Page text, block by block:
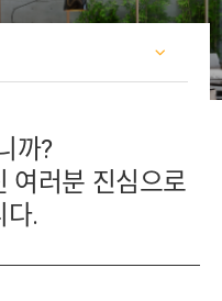
까?
여러분 진심으로
다.